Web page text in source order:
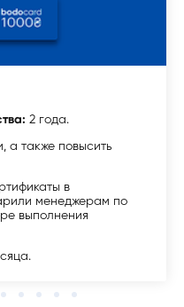
2 года.
а также повысить
в
менеджерам по
выполнения